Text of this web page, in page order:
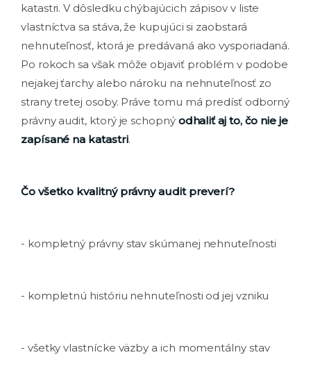
katastri. V dôsledku chýbajúcich zápisov v liste
vlastníctva sa stáva, že kupujúci si zaobstará
nehnuteľnosť, ktorá je predávaná ako vysporiadaná.
Po rokoch sa však môže objaviť problém v podobe
nejakej ťarchy alebo nároku na nehnuteľnosť zo
strany tretej osoby. Práve tomu má predísť odborný
právny audit, ktorý je schopný odhaliť aj to, čo nie je
zapísané na katastri.
Čo všetko kvalitný právny audit preverí?
- kompletný právny stav skúmanej nehnuteľnosti
- kompletnú históriu nehnuteľnosti od jej vzniku
- všetky vlastnícke väzby a ich momentálny stav